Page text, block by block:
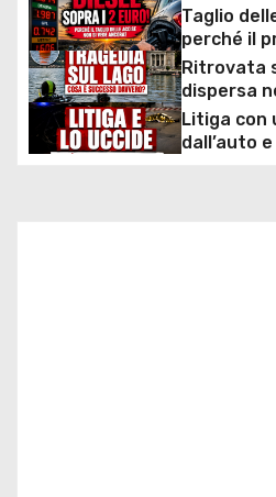
a
z
i
o
Taglio
perché il
sopra i 2
sconto
Ritrovata
dispersa
ore di
Litiga con
dall’auto